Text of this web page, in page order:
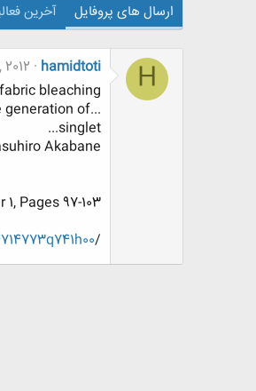
ارسال های پروفایل آخرین
H
hamidtoti
bleaching
generation of
singlet...
Akabane
Pages 97-103
/